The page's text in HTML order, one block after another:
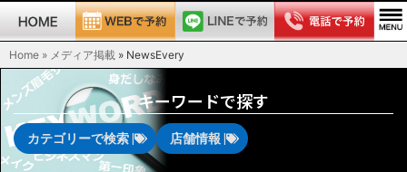
Home » メディア掲載 » NewsEvery
キーワードで探す
カテゴリーで検索 | 店舗情報 |